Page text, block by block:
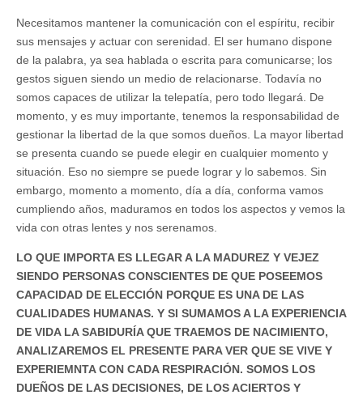
Necesitamos mantener la comunicación con el espíritu, recibir
sus mensajes y actuar con serenidad. El ser humano dispone
de la palabra, ya sea hablada o escrita para comunicarse; los
gestos siguen siendo un medio de relacionarse. Todavía no
somos capaces de utilizar la telepatía, pero todo llegará. De
momento, y es muy importante, tenemos la responsabilidad de
gestionar la libertad de la que somos dueños. La mayor libertad
se presenta cuando se puede elegir en cualquier momento y
situación. Eso no siempre se puede lograr y lo sabemos. Sin
embargo, momento a momento, día a día, conforma vamos
cumpliendo años, maduramos en todos los aspectos y vemos la
vida con otras lentes y nos serenamos.
LO QUE IMPORTA ES LLEGAR A LA MADUREZ Y VEJEZ
SIENDO PERSONAS CONSCIENTES DE QUE POSEEMOS
CAPACIDAD DE ELECCIÓN PORQUE ES UNA DE LAS
CUALIDADES HUMANAS. Y SI SUMAMOS A LA EXPERIENCIA
DE VIDA LA SABIDURÍA QUE TRAEMOS DE NACIMIENTO,
ANALIZAREMOS EL PRESENTE PARA VER QUE SE VIVE Y
EXPERIEMNTA CON CADA RESPIRACIÓN. SOMOS LOS
DUEÑOS DE LAS DECISIONES, DE LOS ACIERTOS Y